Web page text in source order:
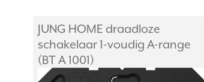
JUNG HOME draadloze
schakelaar 1-voudig A-range
(BT A 1001)